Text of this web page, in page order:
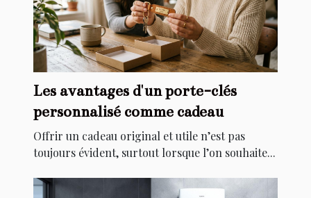
Les avantages d'un porte-clés
personnalisé comme cadeau
Offrir un cadeau original et utile n’est pas
toujours évident, surtout lorsque l’on souhaite...